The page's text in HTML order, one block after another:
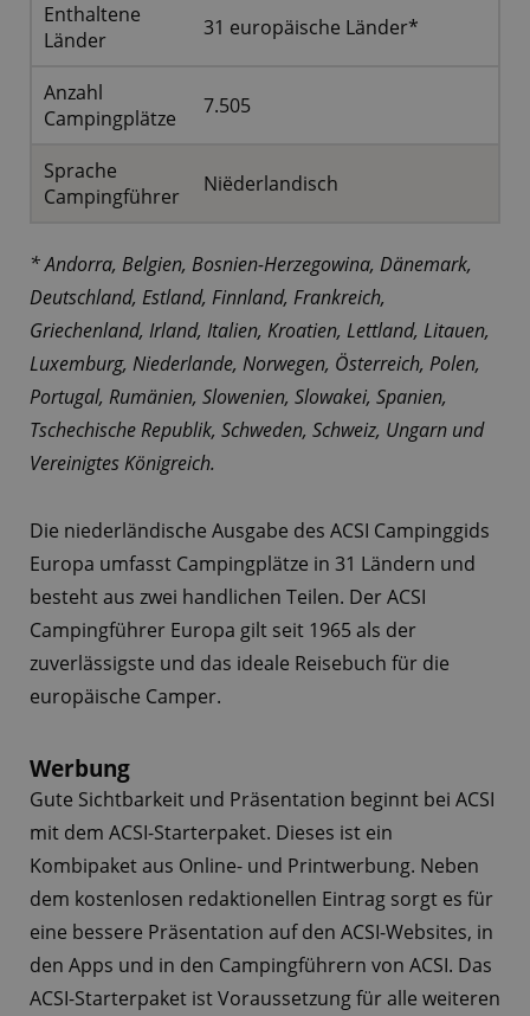
Enthaltene
Länder
31 europäische Länder*
Anzahl
Campingplätze
7.505
Sprache
Campingführer
Niëderlandisch
* Andorra, Belgien, Bosnien-Herzegowina, Dänemark,
Deutschland, Estland, Finnland, Frankreich,
Griechenland, Irland, Italien, Kroatien, Lettland, Litauen,
Luxemburg, Niederlande, Norwegen, Österreich, Polen,
Portugal, Rumänien, Slowenien, Slowakei, Spanien,
Tschechische Republik, Schweden, Schweiz, Ungarn und
Vereinigtes Königreich.
Die niederländische Ausgabe des ACSI Campinggids
Europa umfasst Campingplätze in 31 Ländern und
besteht aus zwei handlichen Teilen. Der ACSI
Campingführer Europa gilt seit 1965 als der
zuverlässigste und das ideale Reisebuch für die
europäische Camper.
Werbung
Gute Sichtbarkeit und Präsentation beginnt bei ACSI
mit dem ACSI-Starterpaket. Dieses ist ein
Kombipaket aus Online- und Printwerbung. Neben
dem kostenlosen redaktionellen Eintrag sorgt es für
eine bessere Präsentation auf den ACSI-Websites, in
den Apps und in den Campingführern von ACSI. Das
ACSI-Starterpaket ist Voraussetzung für alle weiteren